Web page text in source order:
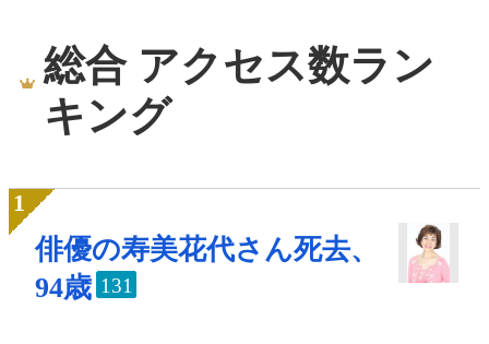
総合 アクセス数ラン
キング
俳優の寿美花代さん死去、
94歳 131